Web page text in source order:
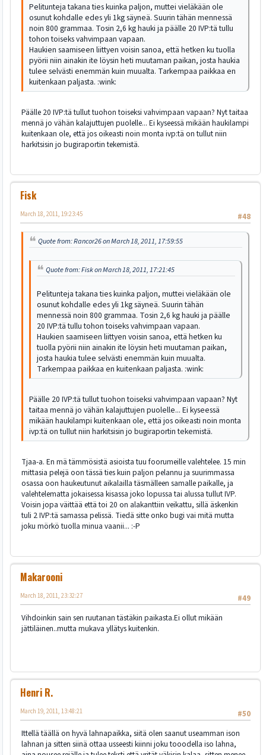
Pelitunteja takana ties kuinka paljon, muttei vieläkään ole
osunut kohdalle edes yli 1kg säyneä. Suurin tähän mennessä
noin 800 grammaa. Tosin 2,6 kg hauki ja päälle 20 IVP:tä tullu
tohon toiseks vahvimpaan vapaan.
Haukien saamiseen liittyen voisin sanoa, että hetken ku tuolla
pyörii niin ainakin ite löysin heti muutaman paikan, josta haukia
tulee selvästi enemmän kuin muualta. Tarkempaa paikkaa en
kuitenkaan paljasta. :wink:
Päälle 20 IVP:tä tullut tuohon toiseksi vahvimpaan vapaan? Nyt taitaa
mennä jo vähän kalajuttujen puolelle... Ei kyseessä mikään haukilampi
kuitenkaan ole, että jos oikeasti noin monta ivp:tä on tullut niin
harkitsisin jo bugiraportin tekemistä.
Fisk
#48
March 18, 2011, 19:23:45
Quote from: Rancor26 on March 18, 2011, 17:59:55
Quote from: Fisk on March 18, 2011, 17:21:45
Pelitunteja takana ties kuinka paljon, muttei vieläkään ole
osunut kohdalle edes yli 1kg säyneä. Suurin tähän
mennessä noin 800 grammaa. Tosin 2,6 kg hauki ja päälle
20 IVP:tä tullu tohon toiseks vahvimpaan vapaan.
Haukien saamiseen liittyen voisin sanoa, että hetken ku
tuolla pyörii niin ainakin ite löysin heti muutaman paikan,
josta haukia tulee selvästi enemmän kuin muualta.
Tarkempaa paikkaa en kuitenkaan paljasta. :wink:
Päälle 20 IVP:tä tullut tuohon toiseksi vahvimpaan vapaan? Nyt
taitaa mennä jo vähän kalajuttujen puolelle... Ei kyseessä
mikään haukilampi kuitenkaan ole, että jos oikeasti noin monta
ivp:tä on tullut niin harkitsisin jo bugiraportin tekemistä.
Tjaa-a. En mä tämmösistä asioista tuu foorumeille valehtelee. 15 min
mittasia pelejä oon tässä ties kuin paljon pelannu ja suurimmassa
osassa oon haukeutunut aikalailla täsmälleen samalle paikalle, ja
valehtelematta jokaisessa kisassa joko lopussa tai alussa tullut IVP.
Voisin jopa väittää että toi 20 on alakanttiin veikattu, sillä äskenkin
tuli 2 IVP:tä samassa pelissä. Tiedä sitte onko bugi vai mitä mutta
joku mörkö tuolla minua vaanii... :-P
Makarooni
#49
March 18, 2011, 23:32:27
Vihdoinkin sain sen ruutanan tästäkin paikasta.Ei ollut mikään
jättiläinen..mutta mukava yllätys kuitenkin.
Henri R.
#50
March 19, 2011, 13:48:21
Ittellä täällä on hyvä lahnapaikka, siitä olen saanut useamman ison
lahnan ja sitten siinä ottaa usseesti kiinni joku tooodella iso lahna,